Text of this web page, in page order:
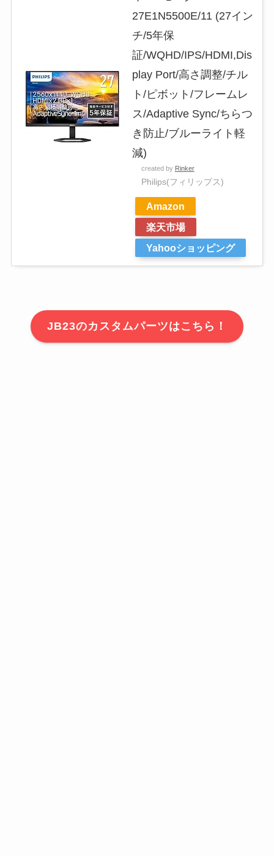
27E1N5500E/11 (27イン
チ/5年保
証/WQHD/IPS/HDMI,Dis
play Port/高さ調整/チル
ト/ピボット/フレームレ
ス/Adaptive Sync/ちらつ
き防止/ブルーライト軽
減)
created by Rinker
Philips(フィリップス)
Amazon
楽天市場
Yahooショッピング
JB23のカスタムパーツはこちら！